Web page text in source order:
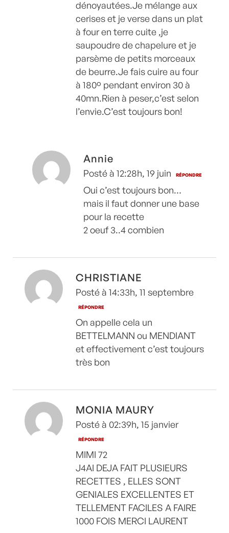
dénoyautées.Je mélange aux
cerises et je verse dans un plat
à four en terre cuite ,je
saupoudre de chapelure et je
parsème de petits morceaux
de beurre.Je fais cuire au four
à 180º pendant environ 30 à
40mn.Rien à peser,c’est selon
l’envie.C’est toujours bon!
Annie
Posté à 12:28h, 19 juin RÉPONDRE
Oui c’est toujours bon…
mais il faut donner une base
pour la recette
2 oeuf 3..4 combien
CHRISTIANE
Posté à 14:33h, 11 septembre
RÉPONDRE
On appelle cela un
BETTELMANN ou MENDIANT
et effectivement c’est toujours
très bon
MONIA MAURY
Posté à 02:39h, 15 janvier
RÉPONDRE
MIMI 72
J4AI DEJA FAIT PLUSIEURS
RECETTES , ELLES SONT
GENIALES EXCELLENTES ET
TELLEMENT FACILES A FAIRE
1000 FOIS MERCI LAURENT